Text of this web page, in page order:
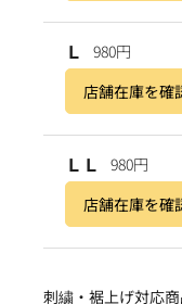
Ｌ 980円
店舗在庫を確
ＬＬ 980円
店舗在庫を確
刺繍・裾上げ対応